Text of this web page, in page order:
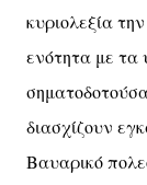
κυριολεξία
ενότητα με τα
διασχίζουν
Βαυαρικό